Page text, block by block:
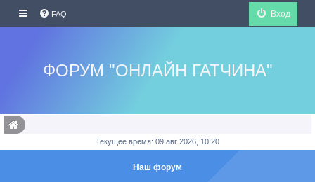
FAQ Вход
ФОРУМ "ОНЛАЙН ГАТЧИНА"
Текущее время: 09 авг 2026, 10:20
Наш форум